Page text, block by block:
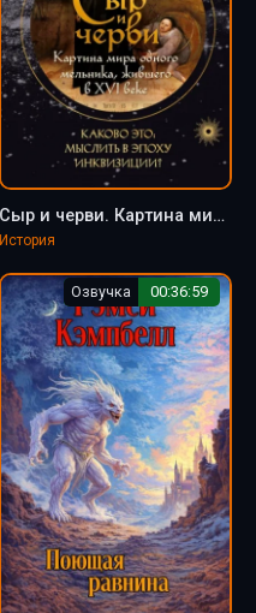
Сыр и черви. Картина мира одного мельника, жившего в XVI веке - Гинзбург Карло
История
Озвучка 00:36:59